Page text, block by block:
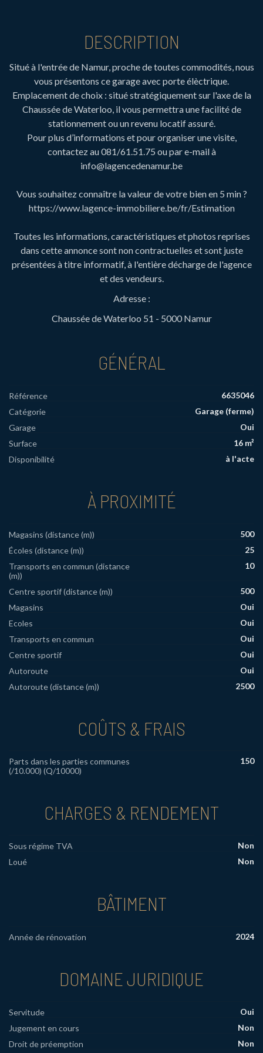
DESCRIPTION
Situé à l'entrée de Namur, proche de toutes commodités, nous
vous présentons ce garage avec porte élèctrique.
Emplacement de choix : situé stratégiquement sur l'axe de la
Chaussée de Waterloo, il vous permettra une facilité de
stationnement ou un revenu locatif assuré.
Pour plus d’informations et pour organiser une visite,
contactez au 081/61.51.75 ou par e-mail à
info@lagencedenamur.be
Vous souhaitez connaître la valeur de votre bien en 5 min ?
https://www.lagence-immobiliere.be/fr/Estimation
Toutes les informations, caractéristiques et photos reprises
dans cette annonce sont non contractuelles et sont juste
présentées à titre informatif, à l'entière décharge de l'agence
et des vendeurs.
Adresse :
Chaussée de Waterloo 51 - 5000 Namur
GÉNÉRAL
Référence
6635046
Catégorie
Garage (ferme)
Garage
Oui
Surface
16 m²
Disponibilité
à l'acte
À PROXIMITÉ
Magasins (distance (m))
500
Écoles (distance (m))
25
Transports en commun (distance
(m))
10
Centre sportif (distance (m))
500
Magasins
Oui
Ecoles
Oui
Transports en commun
Oui
Centre sportif
Oui
Autoroute
Oui
Autoroute (distance (m))
2500
COÛTS & FRAIS
Parts dans les parties communes
(/10.000) (Q/10000)
150
CHARGES & RENDEMENT
Sous régime TVA
Non
Loué
Non
BÂTIMENT
Année de rénovation 2024
DOMAINE JURIDIQUE
Servitude
Oui
Jugement en cours
Non
Droit de préemption
Non